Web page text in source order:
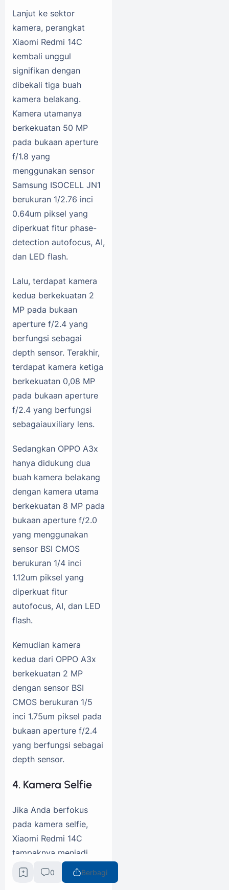
Lanjut ke sektor
kamera, perangkat
Xiaomi Redmi 14C
kembali unggul
signifikan dengan
dibekali tiga buah
kamera belakang.
Kamera utamanya
berkekuatan 50 MP
pada bukaan aperture
f/1.8 yang
menggunakan sensor
Samsung ISOCELL JN1
berukuran 1/2.76 inci
0.64um piksel yang
diperkuat fitur phase-
detection autofocus, AI,
dan LED flash.
Lalu, terdapat kamera
kedua berkekuatan 2
MP pada bukaan
aperture f/2.4 yang
berfungsi sebagai
depth sensor. Terakhir,
terdapat kamera ketiga
berkekuatan 0,08 MP
pada bukaan aperture
f/2.4 yang berfungsi
sebagaiauxiliary lens.
Sedangkan OPPO A3x
hanya didukung dua
buah kamera belakang
dengan kamera utama
berkekuatan 8 MP pada
bukaan aperture f/2.0
yang menggunakan
sensor BSI CMOS
berukuran 1/4 inci
1.12um piksel yang
diperkuat fitur
autofocus, AI, dan LED
flash.
Kemudian kamera
kedua dari OPPO A3x
berkekuatan 2 MP
dengan sensor BSI
CMOS berukuran 1/5
inci 1.75um piksel pada
bukaan aperture f/2.4
yang berfungsi sebagai
depth sensor.
4. Kamera Selfie
Jika Anda berfokus
pada kamera selfie,
Xiaomi Redmi 14C
tampaknya menjadi
pilihan yang tepat
karena mengusung
0 Berbagi